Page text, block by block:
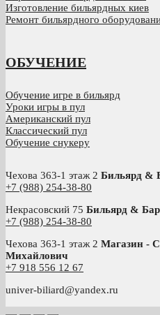
Изготовление бильярдных киев
Ремонт бильярдного
ОБУЧЕНИЕ
Обучение игре в бильярд
Уроки игры в пул
Американский пул
Классический пул
Обучение снукеру
Чехова 363-1 этаж 2 Бильярд &
+7 (988) 254-38-80
Некрасовский 75 Бильярд &
+7 (988) 254-38-80
Чехова 363-1 этаж 2 Магазин -
Михайлович
+7 918 556 12 67
univer-biliard@yandex.ru